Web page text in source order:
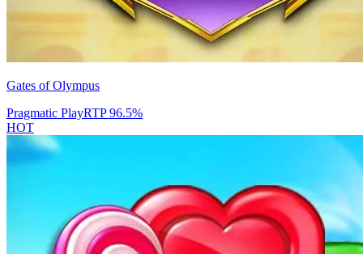
Gates of Olympus
Pragmatic PlayRTP96.5%
HOT